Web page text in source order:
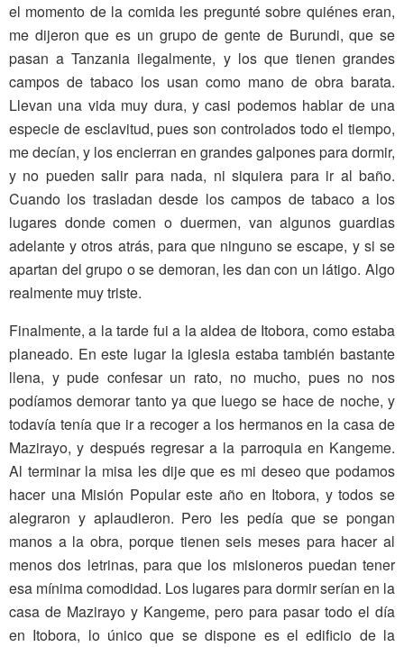
el momento de la comida les pregunté sobre quiénes eran,
me dijeron que es un grupo de gente de Burundi, que se
pasan a Tanzania ilegalmente, y los que tienen grandes
campos de tabaco los usan como mano de obra barata.
Llevan una vida muy dura, y casi podemos hablar de una
especie de esclavitud, pues son controlados todo el tiempo,
me decían, y los encierran en grandes galpones para dormir,
y no pueden salir para nada, ni siquiera para ir al baño.
Cuando los trasladan desde los campos de tabaco a los
lugares donde comen o duermen, van algunos guardias
adelante y otros atrás, para que ninguno se escape, y si se
apartan del grupo o se demoran, les dan con un látigo. Algo
realmente muy triste.
Finalmente, a la tarde fui a la aldea de Itobora, como estaba
planeado. En este lugar la iglesia estaba también bastante
llena, y pude confesar un rato, no mucho, pues no nos
podíamos demorar tanto ya que luego se hace de noche, y
todavía tenía que ir a recoger a los hermanos en la casa de
Mazirayo, y después regresar a la parroquia en Kangeme.
Al terminar la misa les dije que es mi deseo que podamos
hacer una Misión Popular este año en Itobora, y todos se
alegraron y aplaudieron. Pero les pedía que se pongan
manos a la obra, porque tienen seis meses para hacer al
menos dos letrinas, para que los misioneros puedan tener
esa mínima comodidad. Los lugares para dormir serían en la
casa de Mazirayo y Kangeme, pero para pasar todo el día
en Itobora, lo único que se dispone es el edificio de la